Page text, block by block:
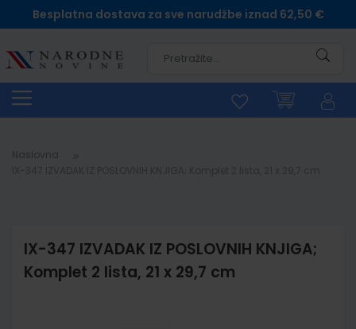
Besplatna dostava za sve narudžbe iznad 62,50 €
Naslovna
IX-347 IZVADAK IZ POSLOVNIH KNJIGA;
Komplet 2 lista, 21 x 29,7 cm